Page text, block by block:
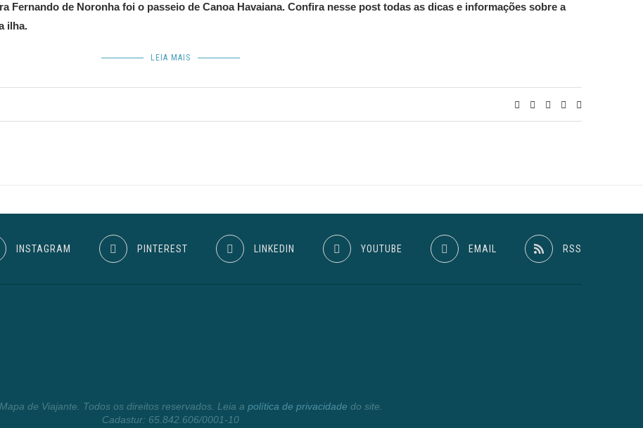
Fernando de Noronha foi o passeio de Canoa Havaiana. Confira nesse post todas as dicas e informações sobre a
ilha.
LEIA MAIS
INSTAGRAM PINTEREST LINKEDIN YOUTUBE EMAIL RSS
de Viajante. Todos os direitos reservados. Leia a política de privacidade do site.
Cadastur: 65.842.606/0001-10